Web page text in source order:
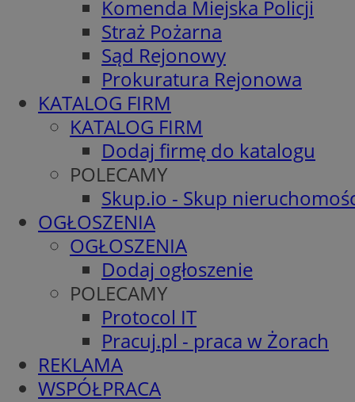
Komenda Miejska Policji
Straż Pożarna
Sąd Rejonowy
Prokuratura Rejonowa
KATALOG FIRM
KATALOG FIRM
Dodaj firmę do katalogu
POLECAMY
Skup.io - Skup
OGŁOSZENIA
OGŁOSZENIA
Dodaj ogłoszenie
POLECAMY
Protocol IT
Pracuj.pl - praca w Żorach
REKLAMA
WSPÓŁPRACA